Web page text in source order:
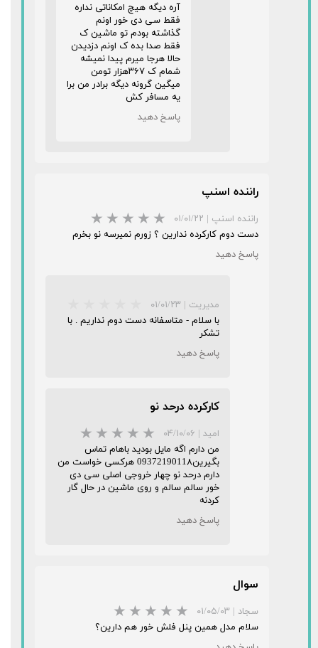
★★★★★
★ ★
★★★
آره دیگه هیچ امکاناتی نداره
فقط سی دی خور اونم
گذاشته بودم تو ماشین ک
فقط صدا بده ک اونم دزدیدن
حالا هرجا میرم پیدا نمیشه
شمام ک ۳۶۷هزار تومن
میگین گرونه دیگه برادر من برا
یه مسافر کش
پاسخ دهید
راننده اسنپ
راننده اسنپ | ۰۱/۰۱/۲۲
دست دوم کارکرده ندارین ؟ زورم نمیرسه نو بخرم
پاسخ دهید
مدیریت | ۰۱/۰۱/۲۳
با سلام - متاسفانه دست دوم نداریم . با
تشکر
پاسخ دهید
کارکرده درحد نو
امید | ۰۴/۱۰/۰۶
من دارم اگه مایل بودید باهام تماس
بگیرین0937219011۸ هرکسی خواست من
دارم درحد نو چهار خروجی اصلی سی دی
خور سالم سالم و روی ماشین در حال گار
کردنه
پاسخ دهید
سوال
سجاد | ۰۱/۰۵/۰۳
سلام مدل همین پنل فلش خور هم دارین؟